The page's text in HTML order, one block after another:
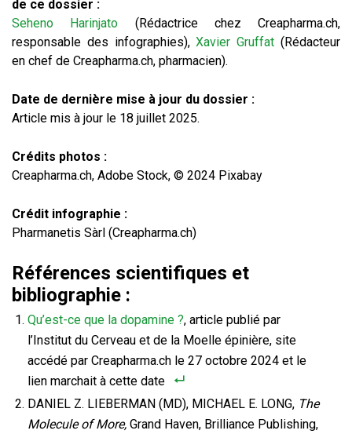
de ce dossier :
Seheno Harinjato (Rédactrice chez Creapharma.ch,
responsable des infographies),Xavier Gruffat (Rédacteur
en chef de Creapharma.ch, pharmacien).
Date de dernière mise à jour du dossier :
Article mis à jour le 18 juillet 2025.
Crédits photos :
Creapharma.ch, Adobe Stock, © 2024 Pixabay
Crédit infographie :
Pharmanetis Sàrl (Creapharma.ch)
Références scientifiques et
bibliographie :
Qu’est-ce que la dopamine ?, article publié par
l’Institut du Cerveau et de la Moelle épinière, site
accédé par Creapharma.ch le 27 octobre 2024 et le
lien marchait à cette date
DANIEL Z. LIEBERMAN (MD), MICHAEL E. LONG, The
Molecule of More, Grand Haven, Brilliance Publishing,